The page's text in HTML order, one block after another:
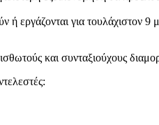
εργάζονται για τουλάχιστον
και συνταξιούχους